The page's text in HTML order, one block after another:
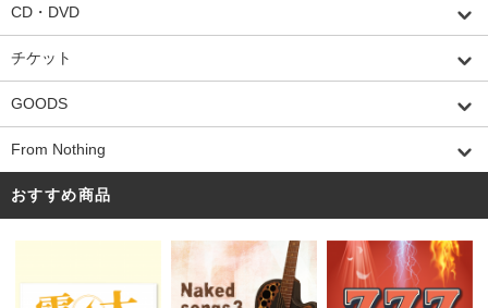
CD・DVD
チケット
GOODS
From Nothing
おすすめ商品